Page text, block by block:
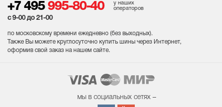
+7 495 995-80-40
у наших
операторов
с 9-00 до 21-00
по московскому времени ежедневно (без выходных).
Также Вы можете круглосуточно купить шины через Интернет,
оформив свой заказ на нашем сайте.
мы в социальных сетях –